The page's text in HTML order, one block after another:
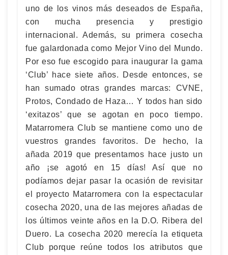
uno de los vinos más deseados de España,
con mucha presencia y prestigio
internacional. Además, su primera cosecha
fue galardonada como Mejor Vino del Mundo.
Por eso fue escogido para inaugurar la gama
‘Club’ hace siete años. Desde entonces, se
han sumado otras grandes marcas: CVNE,
Protos, Condado de Haza… Y todos han sido
‘exitazos’ que se agotan en poco tiempo.
Matarromera Club se mantiene como uno de
vuestros grandes favoritos. De hecho, la
añada 2019 que presentamos hace justo un
año ¡se agotó en 15 días! Así que no
podíamos dejar pasar la ocasión de revisitar
el proyecto Matarromera con la espectacular
cosecha 2020, una de las mejores añadas de
los últimos veinte años en la D.O. Ribera del
Duero. La cosecha 2020 merecía la etiqueta
Club porque reúne todos los atributos que